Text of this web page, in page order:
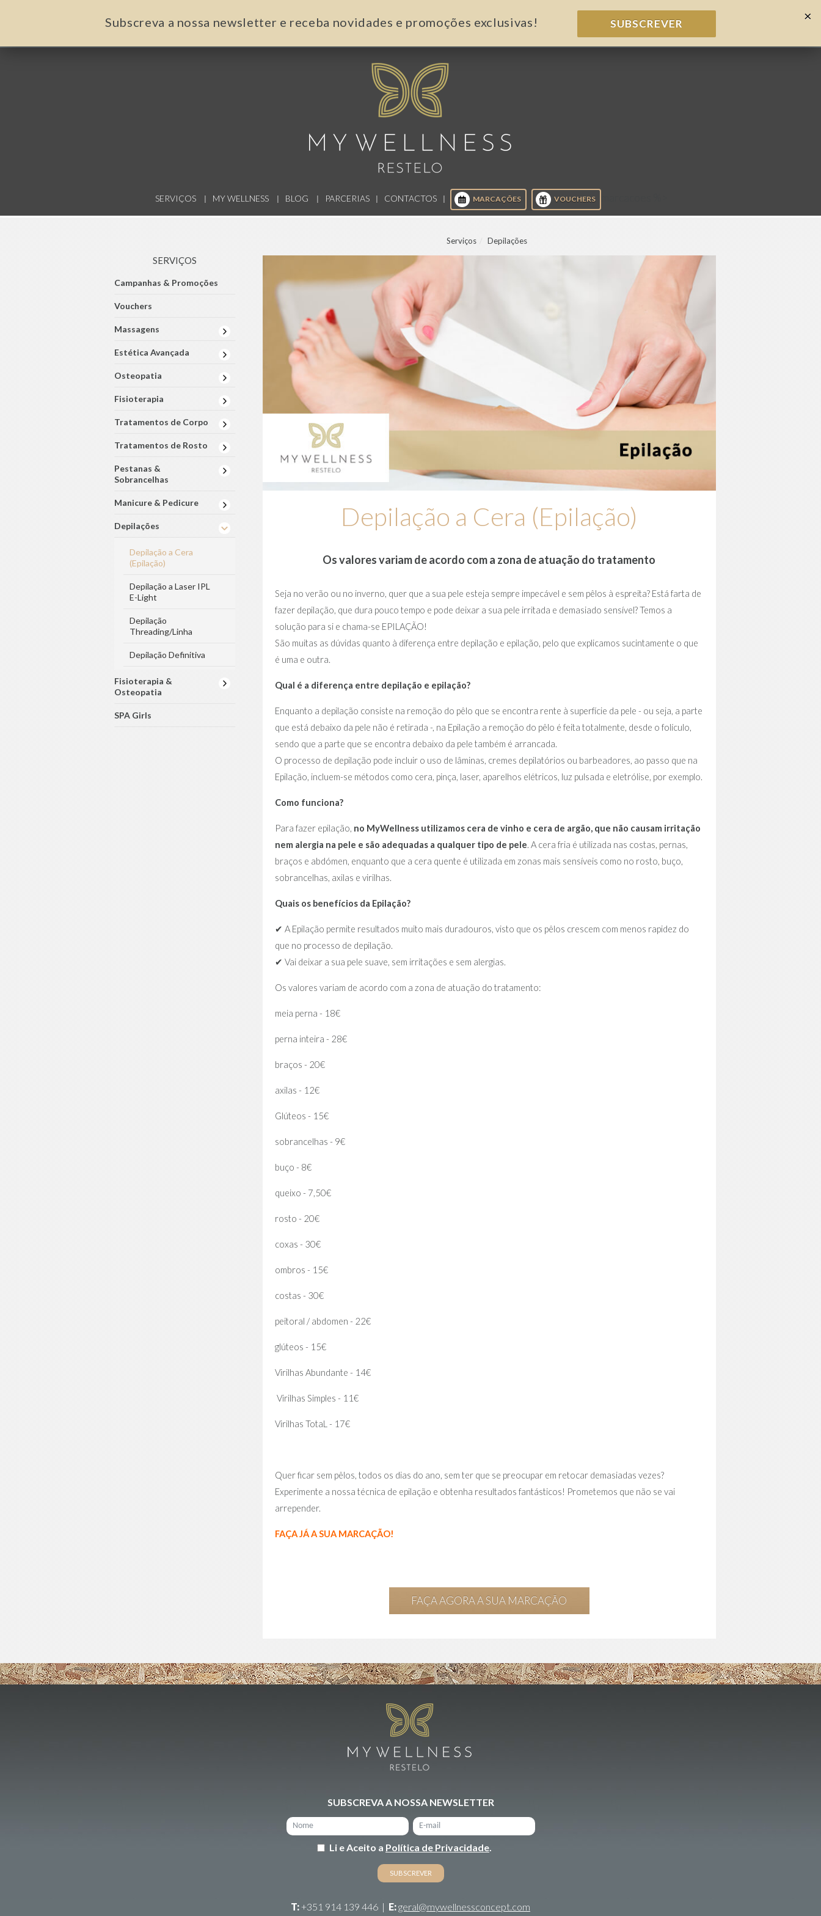
×
Subscreva a nossa newsletter e receba novidades e promoções exclusivas! SUBSCREVER
SERVIÇOS MY WELLNESS BLOG PARCERIAS CONTACTOS MARCAÇÕES VOUCHERS
Serviços Depilações
SERVIÇOS
Campanhas & Promoções
Vouchers
Massagens
Estética Avançada
Osteopatia
Fisioterapia
Tratamentos de Corpo
Tratamentos de Rosto
Pestanas &
Sobrancelhas
Manicure & Pedicure
Depilações
Depilação a Cera
(Epilação)
Depilação a Laser IPL
E-Light
Depilação
Threading/Linha
Depilação Definitiva
Fisioterapia &
Osteopatia
SPA Girls
Depilação a Cera (Epilação)
Os valores variam de acordo com a zona de atuação do tratamento
Seja no verão ou no inverno, quer que a sua pele esteja sempre impecável e sem pêlos à espreita? Está farta de
fazer depilação, que dura pouco tempo e pode deixar a sua pele irritada e demasiado sensível? Temos a
solução para si e chama-se EPILAÇÃO!
São muitas as dúvidas quanto à diferença entre depilação e epilação, pelo que explicamos sucintamente o que
é uma e outra.
Qual é a diferença entre depilação e epilação?
Enquanto a depilação consiste na remoção do pêlo que se encontra rente à superfície da pele - ou seja, a parte
que está debaixo da pele não é retirada -, na Epilação a remoção do pêlo é feita totalmente, desde o folículo,
sendo que a parte que se encontra debaixo da pele também é arrancada.
O processo de depilação pode incluir o uso de lâminas, cremes depilatórios ou barbeadores, ao passo que na
Epilação, incluem-se métodos como cera, pinça, laser, aparelhos elétricos, luz pulsada e eletrólise, por exemplo.
Como funciona?
Para fazer epilação, no MyWellness utilizamos cera de vinho e cera de argão, que não causam irritação
nem alergia na pele e são adequadas a qualquer tipo de pele. A cera fria é utilizada nas costas, pernas,
braços e abdómen, enquanto que a cera quente é utilizada em zonas mais sensíveis como no rosto, buço,
sobrancelhas, axilas e virilhas.
Quais os benefícios da Epilação?
✔ A Epilação permite resultados muito mais duradouros, visto que os pêlos crescem com menos rapidez do
que no processo de depilação.
✔ Vai deixar a sua pele suave, sem irritações e sem alergias.
Os valores variam de acordo com a zona de atuação do tratamento:
meia perna - 18€
perna inteira - 28€
braços - 20€
axilas - 12€
Glúteos - 15€
sobrancelhas - 9€
buço - 8€
queixo - 7,50€
rosto - 20€
coxas - 30€
ombros - 15€
costas - 30€
peitoral / abdomen - 22€
glúteos - 15€
Virilhas Abundante - 14€
Virilhas Simples - 11€
Virilhas TotaL - 17€
Quer ficar sem pêlos, todos os dias do ano, sem ter que se preocupar em retocar demasiadas vezes?
Experimente a nossa técnica de epilação e obtenha resultados fantásticos! Prometemos que não se vai
arrepender.
FAÇA JÁ A SUA MARCAÇÃO!
FAÇA AGORA A SUA MARCAÇÃO
SUBSCREVA A NOSSA NEWSLETTER
Li e Aceito a Política de Privacidade.
T:+351 914 139 446 | E:geral@mywellnessconcept.com